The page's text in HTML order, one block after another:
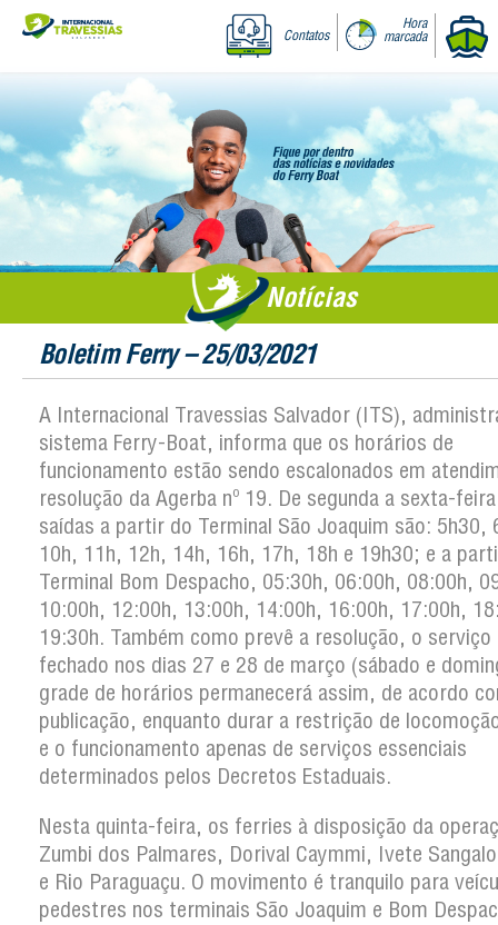
Contatos
Hora
marcada
Notícias
Boletim Ferry – 25/03/2021
A Internacional Travessias Salvador (ITS),
sistema Ferry-Boat, informa que os horários de
funcionamento estão sendo escalonados em
resolução da Agerba nº 19. De segunda a sexta-
saídas a partir do Terminal São Joaquim são: 5h30,
10h, 11h, 12h, 14h, 16h, 17h, 18h e 19h30; e a
Terminal Bom Despacho, 05:30h, 06:00h, 08:00h,
10:00h, 12:00h, 13:00h, 14:00h, 16:00h, 17:00h,
19:30h. Também como prevê a resolução, o
fechado nos dias 27 e 28 de março (sábado e
grade de horários permanecerá assim, de acordo
publicação, enquanto durar a restrição de
e o funcionamento apenas de serviços essenciais
determinados pelos Decretos Estaduais.
Nesta quinta-feira, os ferries à disposição da
Zumbi dos Palmares, Dorival Caymmi, Ivete
e Rio Paraguaçu. O movimento é tranquilo para
pedestres nos terminais São Joaquim e Bom